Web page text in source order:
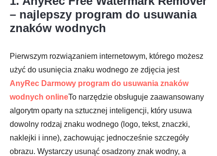
– najlepszy program do usuwania
znaków wodnych
Pierwszym rozwiązaniem internetowym, którego możesz
użyć do usunięcia znaku wodnego ze zdjęcia jest
AnyRec Darmowy program do usuwania znaków
wodnych onlineTo narzędzie obsługuje zaawansowany
algorytm oparty na sztucznej inteligencji, który usuwa
dowolny rodzaj znaku wodnego (logo, tekst, znaczki,
naklejki i inne), zachowując jednocześnie szczegóły
obrazu. Wystarczy usunąć osadzony znak wodny, a